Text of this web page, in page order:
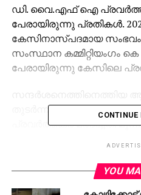
ഡി. വൈ.എഫ് ഐ
പേരായിരുന്നു പ്രതികൾ.
കേസിനാസ്പദമായ
സംസ്ഥാന കമ്മിറ്റിയം​ഗം
പേരായിരുന്നു കേസിലെ
തുടർന്നാണ് സുരക്ഷ
പ്രവർത്തകർ മർദിച്ചത്.
ഡി.വൈ.എഫ്.ഐ സംസ്ഥാന
ജോയിന്റ്
CONTINUE
YOU